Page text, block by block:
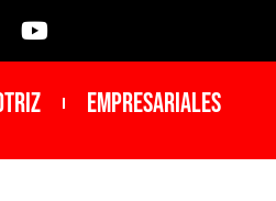
Empresariales